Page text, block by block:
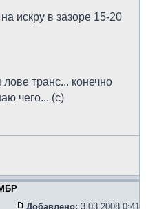
искру в зазоре 15-20
транс... конечно
чего... (с)
Добавлено: 3.03.2008 0:41